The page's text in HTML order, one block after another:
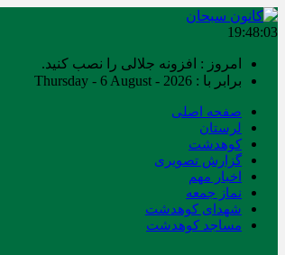
19:48:04
امروز : افزونه جلالی را نصب کنید.
برابر با : Thursday - 6 August - 2026
صفحه اصلی
لرستان
کوهدشت
گزارش تصویری
اخبار مهم
نماز جمعه
شهدای کوهدشت
مساجد کوهدشت